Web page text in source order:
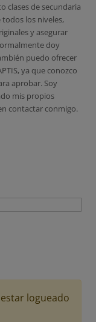
clases de secundaria
los niveles,
y asegurar
doy
puedo ofrecer
ya que conozco
aprobar. Soy
mis propios
contactar conmigo.
logueado